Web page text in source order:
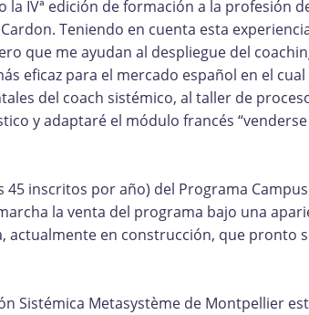
IVª edición de formación a la profesión
Teniendo en cuenta esta
que me ayudan al despliegue del
eficaz para el mercado español en el cual
del coach sistémico, al taller de
y adaptaré el módulo francés
45 inscritos por año) del Programa
la venta del programa bajo una
en construcción, que pronto
Sistémica Metasystème de Montpellier